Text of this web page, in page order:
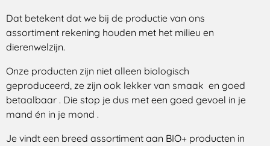
Dat betekent dat we bij de productie van ons
assortiment rekening houden met het milieu en
dierenwelzijn.
Onze producten zijn niet alleen biologisch
geproduceerd, ze zijn ook lekker van smaak en goed
betaalbaar . Die stop je dus met een goed gevoel in je
mand én in je mond .
Je vindt een breed assortiment aan BIO+ producten in